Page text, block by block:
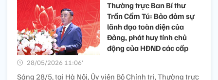
Thường trực Ban Bí thư
Trần Cẩm Tú: Bảo đảm sự
lãnh đạo toàn diện của
Đảng, phát huy tính chủ
động của HĐND các cấp
28/05/2026 11:06’
Sáng 28/5, tại Hà Nội, Ủy viên Bộ Chính trị, Thường trực